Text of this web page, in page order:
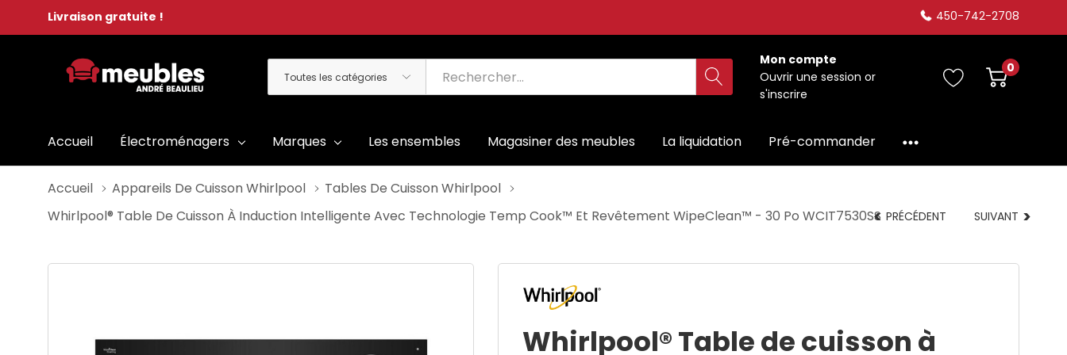
Livraison gratuite ! 450-742-2708
Toutes
les
Rechercher
Mon compte
Ouvrir une session or
s'inscrire
0
Accueil Électroménagers Marques Les ensembles Magasiner des meubles La liquidation Pré-commander
Accueil Appareils De Cuisson Whirlpool
Tables De Cuisson Whirlpool
Whirlpool® Table De Cuisson À Induction Intelligente Avec Technologie Temp Cook™ Et Revêtement WipeClean™ - 30 Po WCIT7530SS PRÉCÉDENT SUIVANT
Whirlpool® Table de cuisson à